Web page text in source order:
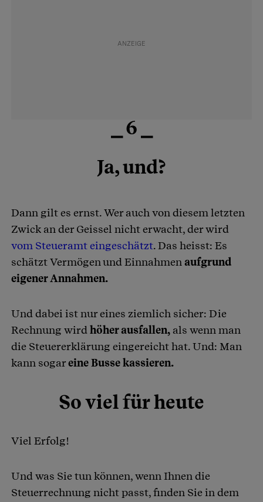
⎯ 6 ⎯
Ja, und?
Dann gilt es ernst. Wer auch von diesem letzten
Zwick an der Geissel nicht erwacht, der wird
vom Steueramt eingeschätzt. Das heisst: Es
schätzt Vermögen und Einnahmen aufgrund
eigener Annahmen.
Und dabei ist nur eines ziemlich sicher: Die
Rechnung wird höher ausfallen, als wenn man
die Steuererklärung eingereicht hat. Und: Man
kann sogareine Busse kassieren.
So viel für heute
Viel Erfolg!
Und was Sie tun können, wenn Ihnen die
Steuerrechnung nicht passt, finden Sie in dem